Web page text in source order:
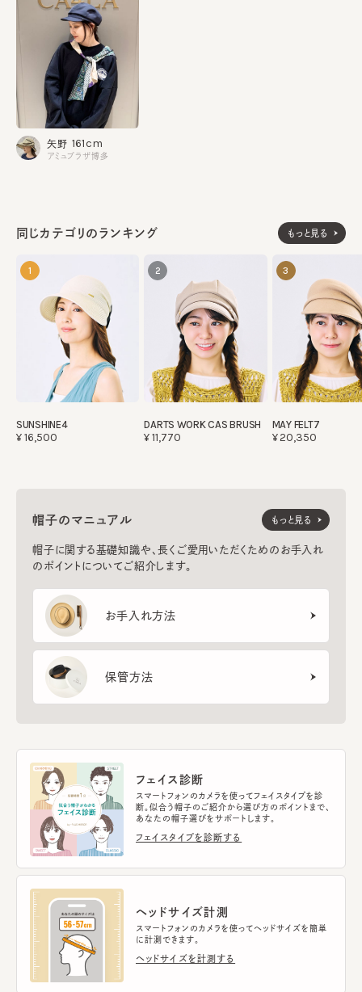
飾り部分：牛革
生産国 made in JAPAN
同じカテゴリのランキング もっと見る
1
SUNSHINE4
¥16,500
2
DARTS WORK CAS BRUSH
¥11,770
3
MAY FELT7
¥20,350
帽子のマニュアル
帽子に関する基礎知識や、長くご愛用いただくためのお手入れ
のポイントについてご紹介します。
お手入れ方法
保管方法
もっと見る
フェイス診断
スマートフォンのカメラを使ってフェイスタイプを診
断。似合う帽子のご紹介から選び方のポイントまで、
あなたの帽子選びをサポートします。
フェイスタイプを診断する
ヘッドサイズ計測
スマートフォンのカメラを使ってヘッドサイズを簡単
に計測できます。
ヘッドサイズを計測する
矢野 161cm
アミュプラザ博多